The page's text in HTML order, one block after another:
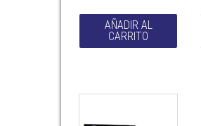
AÑADIR AL
CARRITO